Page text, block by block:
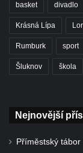
basket divadlo
Krásná Lípa
Rumburk sport
Šluknov škola
Nejnovější
Příměstský